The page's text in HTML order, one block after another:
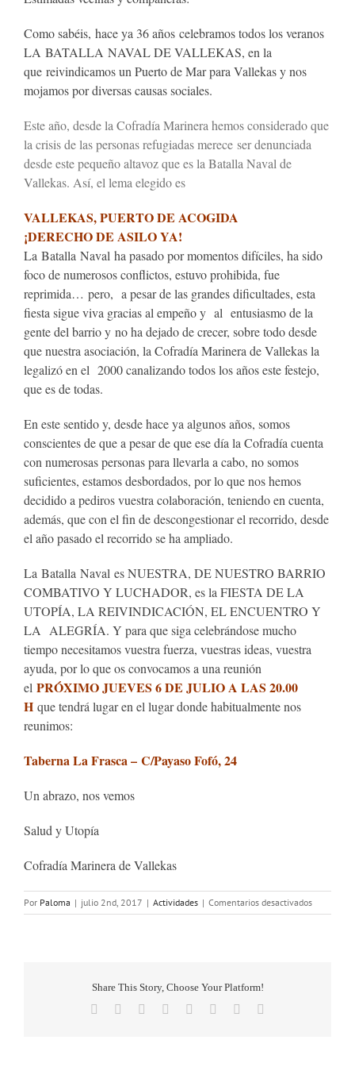
Como sabéis, hace ya 36 años celebramos todos los veranos
LA BATALLA NAVAL DE VALLEKAS, en la
que reivindicamos un Puerto de Mar para Vallekas y nos
mojamos por diversas causas sociales.
Este año, desde la Cofradía Marinera hemos considerado que
la crisis de las personas refugiadas merece ser denunciada
desde este pequeño altavoz que es la Batalla Naval de
Vallekas. Así, el lema elegido es
VALLEKAS, PUERTO DE ACOGIDA
¡DERECHO DE ASILO YA!
La Batalla Naval ha pasado por momentos difíciles, ha sido
foco de numerosos conflictos, estuvo prohibida, fue
reprimida… pero, a pesar de las grandes dificultades, esta
fiesta sigue viva gracias al empeño y al entusiasmo de la
gente del barrio y no ha dejado de crecer, sobre todo desde
que nuestra asociación, la Cofradía Marinera de Vallekas la
legalizó en el 2000 canalizando todos los años este festejo,
que es de todas.
En este sentido y, desde hace ya algunos años, somos
conscientes de que a pesar de que ese día la Cofradía cuenta
con numerosas personas para llevarla a cabo, no somos
suficientes, estamos desbordados, por lo que nos hemos
decidido a pediros vuestra colaboración, teniendo en cuenta,
además, que con el fin de descongestionar el recorrido, desde
el año pasado el recorrido se ha ampliado.
La Batalla Naval es NUESTRA, DE NUESTRO BARRIO
COMBATIVO Y LUCHADOR, es la FIESTA DE LA
UTOPÍA, LA REIVINDICACIÓN, EL ENCUENTRO Y
LA ALEGRÍA. Y para que siga celebrándose mucho
tiempo necesitamos vuestra fuerza, vuestras ideas, vuestra
ayuda, por lo que os convocamos a una reunión
el PRÓXIMO JUEVES 6 DE JULIO A LAS 20.00
H que tendrá lugar en el lugar donde habitualmente nos
reunimos:
Taberna La Frasca – C/Payaso Fofó, 24
Un abrazo, nos vemos
Salud y Utopía
Cofradía Marinera de Vallekas
Por Paloma | julio 2nd, 2017 | Actividades | Comentarios desactivadosen
REUNIÓN
Share This Story, Choose Your Platform!
Facebook
TwitterReddit LinkedIn
TumblrPinterest